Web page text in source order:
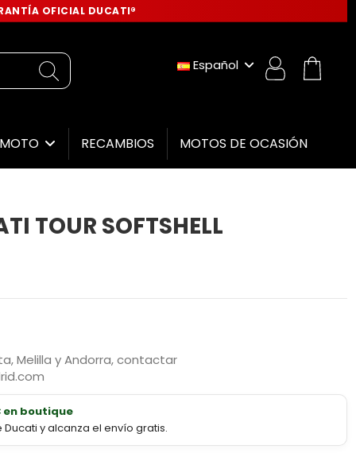
OFICIAL DUCATI®
Español
RECAMBIOS MOTOS DE OCASIÓN
TOUR SOFTSHELL
Melilla y Andorra, contactar
en boutique
y alcanza el envío gratis.